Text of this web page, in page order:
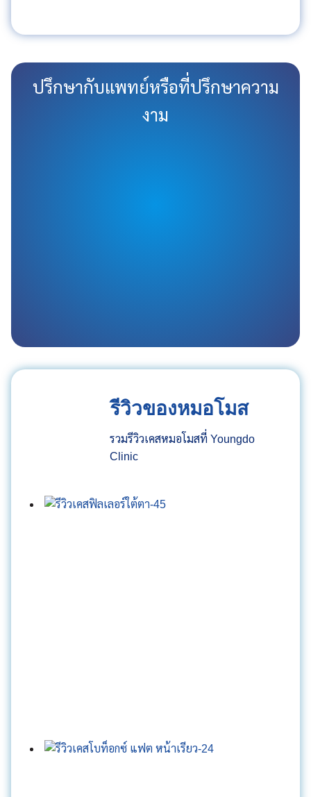
ปรึกษากับแพทย์หรือที่ปรึกษาความ
งาม
รีวิวของหมอโมส
รวมรีวิวเคสหมอโมสที่ Youngdo
Clinic